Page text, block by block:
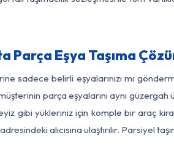
Parça Eşya Taşıma
sadece belirli eşyalarınızı mı
parça eşyalarını aynı
gibi yükleriniz için komple bir araç
alıcısına ulaştırılır. Parsiyel